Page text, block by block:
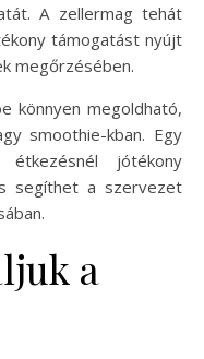
A zellermag tehát
támogatást nyújt
megőrzésében.
könnyen megoldható,
smoothie-kban. Egy
étkezésnél jótékony
segíthet a szervezet
a